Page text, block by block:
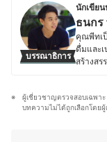
จริงจัง
ตัวเองเ
โดย
จากหล
กาแฟเ
ง่าย น
แนวคิดดี
แลกเป
บรรณาธิการ
นักเขีย
ธนกร
คุณพีทเ
ดื่มและ
สร้างส
ตกแต่งเ
การโรง
ผู้เชี่ยวชาญตรวจสอบเฉพา
บทความไม่ได้ถูกเลือกโดย